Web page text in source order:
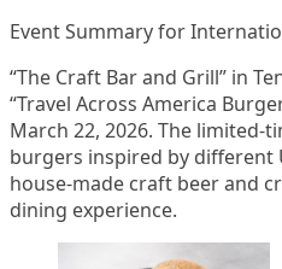
Event Summary for
“The Craft Bar and Grill” in
“Travel Across America
March 22, 2026. The limited-
burgers inspired by different
house-made craft beer and
dining experience.